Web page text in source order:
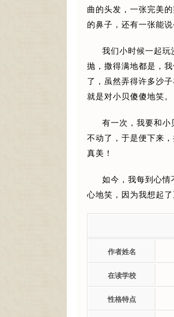
曲的头发，一张完美
的鼻子，还有一张能
我们小时候一起玩
抛，撒得满地都是，
了，虽然弄得许多沙
就是对小贝傻傻地笑。
有一次，我要和
不动了，于是便下来
真美！
如今，我每到心
心地笑，因为我想起
作者姓名
在读学校
性格特点